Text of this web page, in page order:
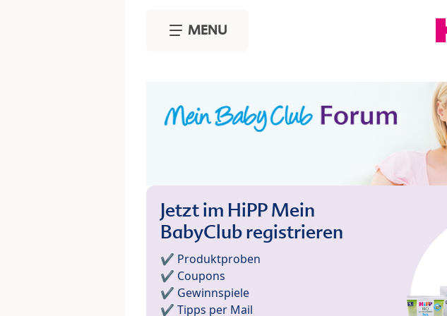
MENU
Jetzt im HiPP Mein
BabyClub registrieren
✔️ Produktproben
✔️ Coupons
✔️ Gewinnspiele
✔️ Tipps per Mail